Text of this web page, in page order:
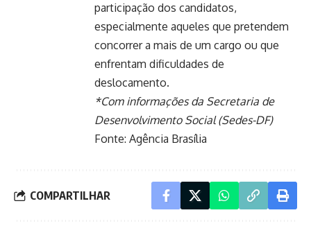
participação dos candidatos,
especialmente aqueles que pretendem
concorrer a mais de um cargo ou que
enfrentam dificuldades de
deslocamento.
*Com informações da Secretaria de
Desenvolvimento Social (Sedes-DF)
Fonte: Agência Brasília
COMPARTILHAR